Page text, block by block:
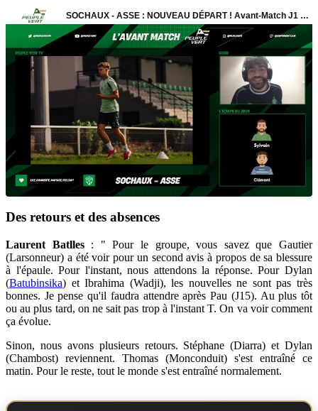
Des retours et des absences
Laurent Batlles: " Pour le groupe, vous savez que Gautier
(Larsonneur) a été voir pour un second avis à propos de sa blessure
à l'épaule. Pour l'instant, nous attendons la réponse. Pour Dylan
(Batubinsika) et Ibrahima (Wadji), les nouvelles ne sont pas très
bonnes. Je pense qu'il faudra attendre après Pau (J15). Au plus tôt
ou au plus tard, on ne sait pas trop à l'instant T. On va voir comment
ça évolue.
Sinon, nous avons plusieurs retours. Stéphane (Diarra) et Dylan
(Chambost) reviennent. Thomas (Monconduit) s'est entraîné ce
matin. Pour le reste, tout le monde s'est entraîné normalement.